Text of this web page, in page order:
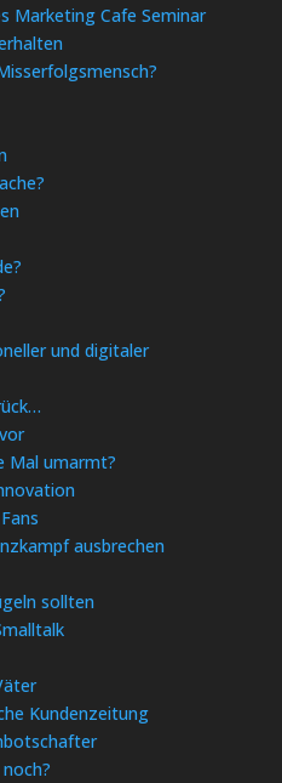
Marketing Cafe Seminar
und digitaler
Mal umarmt?
ausbrechen
sollten
Kundenzeitung